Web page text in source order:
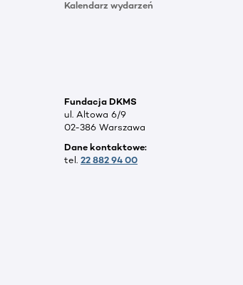
Kalendarz wydarzeń
Fundacja DKMS
ul. Altowa 6/9
02-386 Warszawa
Dane kontaktowe:
tel. 22 882 94 00